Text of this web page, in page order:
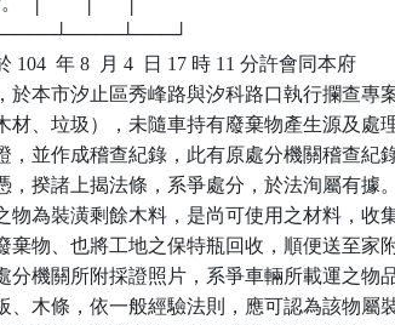
年 8  月 4  日 17 時 11 分許會同本府
於本市汐止區秀峰路與汐科路口執行攔查專
材、垃圾），未隨車持有廢棄物產生源及處
，並作成稽查紀錄，此有原處分機關稽查紀
，揆諸上揭法條，系爭處分，於法洵屬有據。
物為裝潢剩餘木料，是尚可使用之材料，收
棄物、也將工地之保特瓶回收，順便送至家
分機關所附採證照片，系爭車輛所載運之物
、木條，依一般經驗法則，應可認為該物屬